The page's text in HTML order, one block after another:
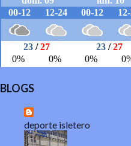
BLOGS
deporte isletero